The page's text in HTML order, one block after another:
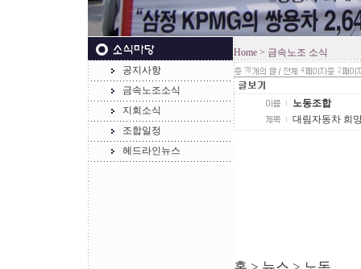
공지사항
금속노조소식
지회소식
조합일정
헤드라인뉴스
Home > 금속노조 소식
78 4 2
노동조합
대림자동차 희